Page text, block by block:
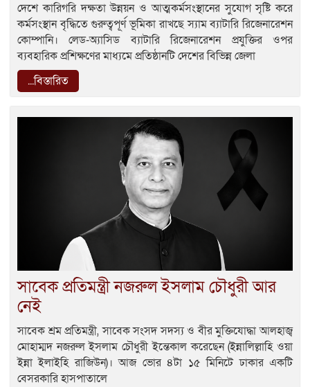
দেশে কারিগরি দক্ষতা উন্নয়ন ও আত্মকর্মসংস্থানের সুযোগ সৃষ্টি করে
কর্মসংস্থান বৃদ্ধিতে গুরুত্বপূর্ণ ভূমিকা রাখছে স্যাম ব্যাটারি রিজেনারেশন
কোম্পানি। লেড-অ্যাসিড ব্যাটারি রিজেনারেশন প্রযুক্তির ওপর
ব্যবহারিক প্রশিক্ষণের মাধ্যমে প্রতিষ্ঠানটি দেশের বিভিন্ন জেলা
...বিস্তারিত
সাবেক প্রতিমন্ত্রী নজরুল ইসলাম চৌধুরী আর
নেই
সাবেক শ্রম প্রতিমন্ত্রী, সাবেক সংসদ সদস্য ও বীর মুক্তিযোদ্ধা আলহাজ্ব
মোহাম্মদ নজরুল ইসলাম চৌধুরী ইন্তেকাল করেছেন (ইন্নালিল্লাহি ওয়া
ইন্না ইলাইহি রাজিউন)। আজ ভোর ৪টা ১৫ মিনিটে ঢাকার একটি
বেসরকারি হাসপাতালে